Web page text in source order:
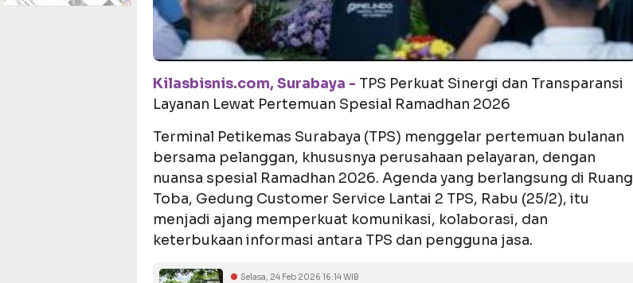
Kilasbisnis.com, Surabaya - TPS Perkuat Sinergi dan Transparansi
Layanan Lewat Pertemuan Spesial Ramadhan 2026
Terminal Petikemas Surabaya (TPS) menggelar pertemuan bulanan
bersama pelanggan, khususnya perusahaan pelayaran, dengan
nuansa spesial Ramadhan 2026. Agenda yang berlangsung di Ruang
Toba, Gedung Customer Service Lantai 2 TPS, Rabu (25/2), itu
menjadi ajang memperkuat komunikasi, kolaborasi, dan
keterbukaan informasi antara TPS dan pengguna jasa.
Selasa, 24 Feb 2026 16:14 WIB